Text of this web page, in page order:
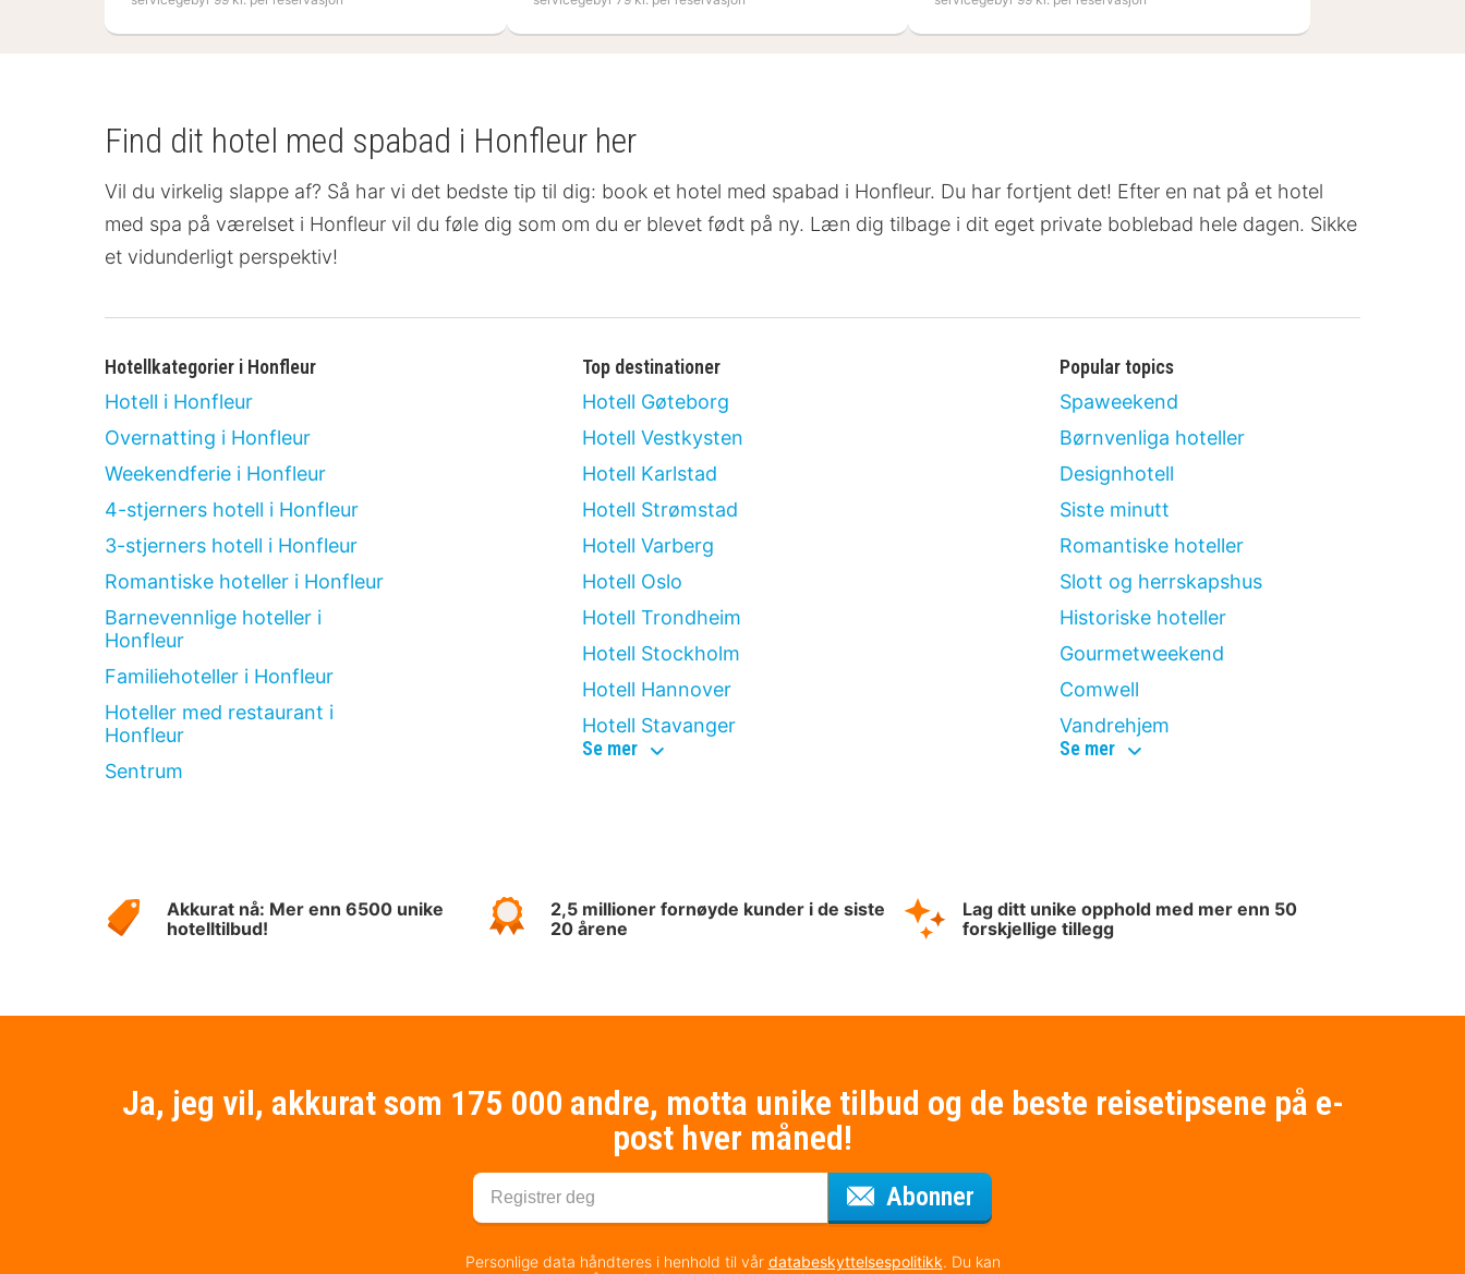
Find dit hotel med spabad i Honfleur her
Vil du virkelig slappe af? Så har vi det bedste tip til dig: book et hotel med spabad i Honfleur. Du har fortjent det! Efter en nat på et hotel
med spa på værelset i Honfleur vil du føle dig som om du er blevet født på ny. Læn dig tilbage i dit eget private boblebad hele dagen. Sikke
et vidunderligt perspektiv!
Hotellkategorier i Honfleur
Hotell i Honfleur
Overnatting i Honfleur
Weekendferie i Honfleur
4-stjerners hotell i Honfleur
3-stjerners hotell i Honfleur
Romantiske hoteller i Honfleur
Barnevennlige hoteller i
Honfleur
Familiehoteller i Honfleur
Hoteller med restaurant i
Honfleur
Sentrum
Top destinationer
Hotell Gøteborg
Hotell Vestkysten
Hotell Karlstad
Hotell Strømstad
Hotell Varberg
Hotell Oslo
Hotell Trondheim
Hotell Stockholm
Hotell Hannover
Hotell Stavanger
Se mertop
Popular topics
Spaweekend
Børnvenliga hoteller
Designhotell
Siste minutt
Romantiske hoteller
Slott og herrskapshus
Historiske hoteller
Gourmetweekend
Comwell
Vandrehjem
Se merpopular
Akkurat nå: Mer enn 6500 unike
hotelltilbud!
2,5 millioner fornøyde kunder i de siste
20 årene
Lag ditt unike opphold med mer enn 50
forskjellige tillegg
Ja, jeg vil, akkurat som 175 000 andre, motta unike tilbud og de beste reisetipsene på e-
post hver måned!
Abonner
Personlige data håndteres i henhold til vår databeskyttelsespolitikk. Du kan